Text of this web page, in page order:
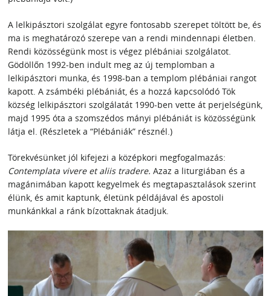
A lelkipásztori szolgálat egyre fontosabb szerepet töltött be, és
ma is meghatározó szerepe van a rendi mindennapi életben.
Rendi közösségünk most is végez plébániai szolgálatot.
Gödöllőn 1992-ben indult meg az új templomban a
lelkipásztori munka, és 1998-ban a templom plébániai rangot
kapott. A zsámbéki plébániát, és a hozzá kapcsolódó Tök
község lelkipásztori szolgálatát 1990-ben vette át perjelségünk,
majd 1995 óta a szomszédos mányi plébániát is közösségünk
látja el. (Részletek a “Plébániák” résznél.)
Törekvésünket jól kifejezi a középkori megfogalmazás:
Contemplata vivere et aliis tradere.Azaz a liturgiában és a
magánimában kapott kegyelmek és megtapasztalások szerint
élünk, és amit kaptunk, életünk példájával és apostoli
munkánkkal a ránk bízottaknak átadjuk.